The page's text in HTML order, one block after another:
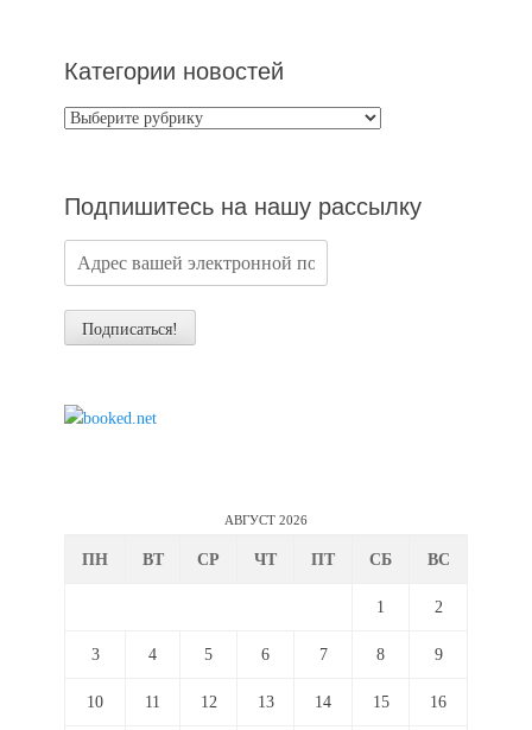
Категории новостей
Категории
Подпишитесь на нашу рассылку
АВГУСТ 2026
ПН ВТ СР ЧТ ПТ СБ ВС
1 2
3 4 5 6 7 8 9
10 11 12 13 14 15 16